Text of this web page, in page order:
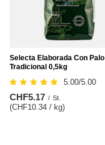
Selecta Elaborada Con Palo
Tradicional 0,5kg
5.00/5.00
CHF5.17 / St.
(CHF10.34 / kg)